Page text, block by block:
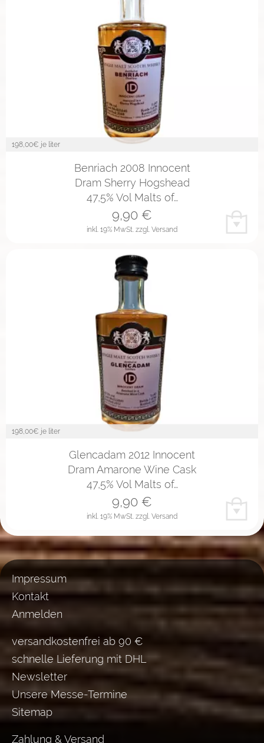
198,00€ je liter
Benriach 2008 Innocent
Dram Sherry Hogshead
47,5% Vol Malts of…
inkl. 19% MwSt. zzgl. Versand
9,90 €
198,00€ je liter
Glencadam 2012 Innocent
Dram Amarone Wine Cask
47,5% Vol Malts of…
inkl. 19% MwSt. zzgl. Versand
9,90 €
Impressum
Kontakt
Anmelden
versandkostenfrei ab 90 €
schnelle Lieferung mit DHL
Newsletter
Unsere Messe-Termine
Sitemap
Zahlung & Versand